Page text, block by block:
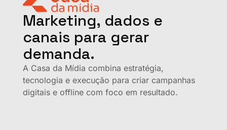
Marketing, dados e
canais para gerar
demanda.
A Casa da Mídia combina estratégia,
tecnologia e execução para criar campanhas
digitais e offline com foco em resultado.